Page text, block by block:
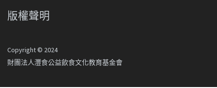
版權聲明
Copyright © 2024
財團法人灃食公益飲食文化教育基金會